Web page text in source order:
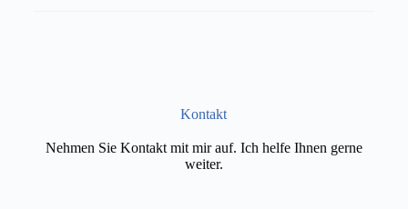
Kontakt
Nehmen Sie Kontakt mit mir auf. Ich helfe Ihnen gerne
weiter.